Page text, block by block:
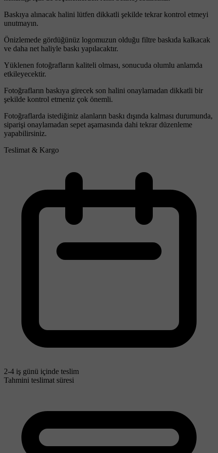
Baskıya alınacak halini lütfen dikkatli şekilde tekrar kontrol etmeyi
unutmayın.
Önizlemede gördüğünüz logomuzun olduğu filtre baskıda kalkacak
ve daha net haliyle baskı yapılacaktır.
Yüklenen fotoğrafların kaliteli olması, sonucuda olumlu anlamda
etkileyecektir.
Fotoğrafların baskıya girecek son halini onaylamadan dikkatli bir
şekilde kontrol etmeniz çok önemli.
Fotoğraflarda istediğiniz alanların baskı dışında kalması durumunda,
siparişi onaylamadan sepet aşamasında dahi tekrar düzenleme
yapabilirsiniz.
Teslimat & Kargo
2-4 iş günü içinde teslim
Tahmini teslimat süresi